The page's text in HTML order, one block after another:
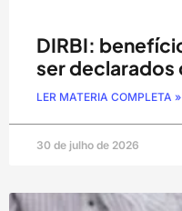
DIRBI:
ser
LER MATERIA COMPLETA »
30 de julho de 2026